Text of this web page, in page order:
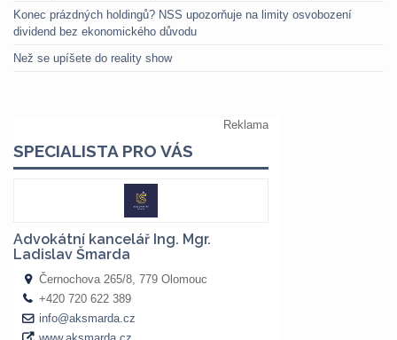
Konec prázdných holdingů? NSS upozorňuje na limity osvobození
dividend bez ekonomického důvodu
Než se upíšete do reality show